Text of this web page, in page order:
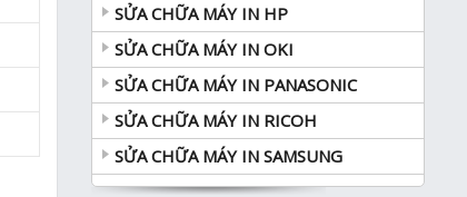
SỬA CHỮA MÁY IN HP
SỬA CHỮA MÁY IN OKI
SỬA CHỮA MÁY IN PANASONIC
SỬA CHỮA MÁY IN RICOH
SỬA CHỮA MÁY IN SAMSUNG